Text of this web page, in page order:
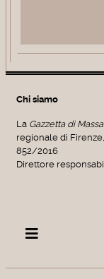
Chi siamo
La Gazzetta di
regionale di
852/2016
Direttore